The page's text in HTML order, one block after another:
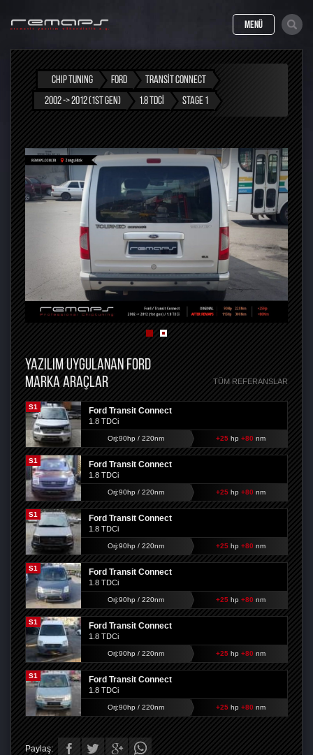
MENÜ
CHIP TUNING FORD
TRANSIT CONNECT
2002 -> 2012 (1ST GEN)
1.8 TDCI STAGE 1
YAZILIM UYGULANAN FORD
MARKA ARAÇLAR
TÜM REFERANSLAR
S1 Ford Transit Connect
1.8 TDCi
Orj:90hp / 220nm +25hp +80 nm
S1 Ford Transit Connect
1.8 TDCi
Orj:90hp / 220nm +25hp +80 nm
S1 Ford Transit Connect
1.8 TDCi
Orj:90hp / 220nm +25hp +80 nm
S1 Ford Transit Connect
1.8 TDCi
Orj:90hp / 220nm +25hp +80 nm
S1 Ford Transit Connect
1.8 TDCi
Orj:90hp / 220nm +25hp +80 nm
S1 Ford Transit Connect
1.8 TDCi
Orj:90hp / 220nm +25hp +80 nm
Paylaş: